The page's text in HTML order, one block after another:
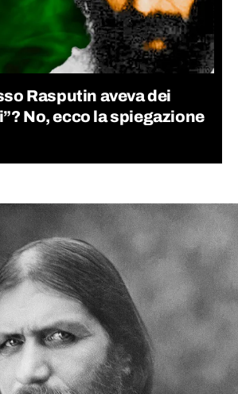
Rasputin aveva dei
No, ecco la spiegazione